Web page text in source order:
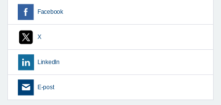
Facebook
X
LinkedIn
E-post